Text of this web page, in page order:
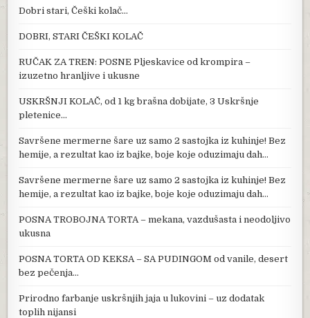
Dobri stari, Češki kolač…
DOBRI, STARI ČEŠKI KOLAČ
RUČAK ZA TREN: POSNE Pljeskavice od krompira –
izuzetno hranljive i ukusne
USKRŠNJI KOLAČ, od 1 kg brašna dobijate, 3 Uskršnje
pletenice…
Savršene mermerne šare uz samo 2 sastojka iz kuhinje! Bez
hemije, a rezultat kao iz bajke, boje koje oduzimaju dah…
Savršene mermerne šare uz samo 2 sastojka iz kuhinje! Bez
hemije, a rezultat kao iz bajke, boje koje oduzimaju dah…
POSNA TROBOJNA TORTA – mekana, vazdušasta i neodoljivo
ukusna
POSNA TORTA OD KEKSA – SA PUDINGOM od vanile, desert
bez pečenja…
Prirodno farbanje uskršnjih jaja u lukovini – uz dodatak
toplih nijansi